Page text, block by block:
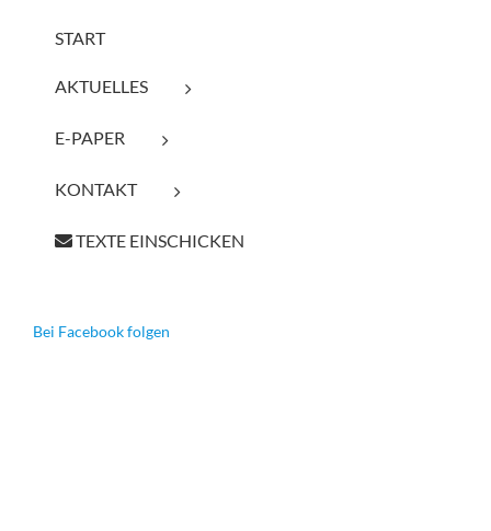
START
AKTUELLES
E-PAPER
KONTAKT
TEXTE EINSCHICKEN
Bei Facebook folgen